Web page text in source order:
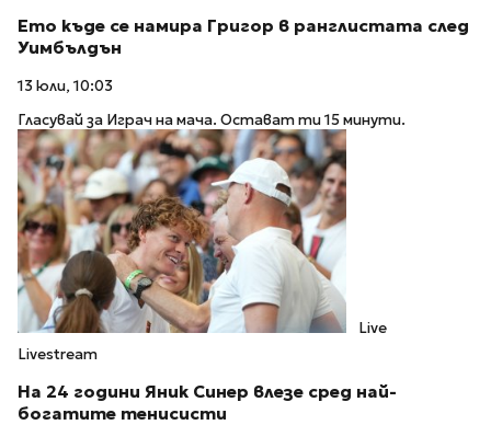
Ето къде се намира Григор в ранглистата след
Уимбълдън
13 юли, 10:03
Гласувай за Играч на мача. Остават ти 15 минути.
Live
Livestream
На 24 години Яник Синер влезе сред най-
богатите тенисисти